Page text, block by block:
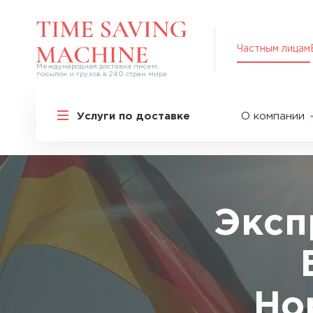
Международная доставка писем,
посылок и грузов в 240 стран мира
Частным лицам
Услуги по доставке
Международная доставка
СНГ
Экспресс-доставка в Россию
Специальные сервисы
Самые срочные тарифы
Перевозка специальных грузов
Дополнительные услуги
Популярные направления
О компании
Оплата
Вакансии